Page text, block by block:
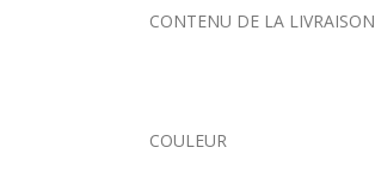
CONTENU DE LA LIVRAISON
COULEUR